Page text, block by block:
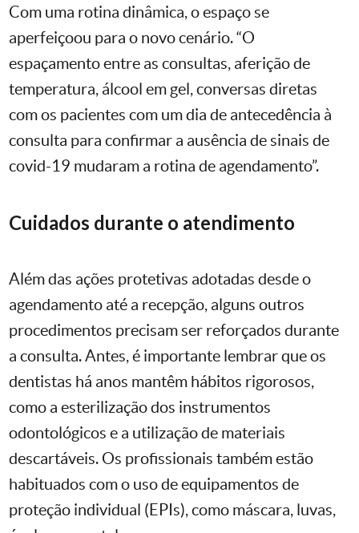
Com uma rotina dinâmica, o espaço se
aperfeiçoou para o novo cenário. “O
espaçamento entre as consultas, aferição de
temperatura, álcool em gel, conversas diretas
com os pacientes com um dia de antecedência à
consulta para confirmar a ausência de sinais de
covid-19 mudaram a rotina de agendamento”.
Cuidados durante o atendimento
Além das ações protetivas adotadas desde o
agendamento até a recepção, alguns outros
procedimentos precisam ser reforçados durante
a consulta. Antes, é importante lembrar que os
dentistas há anos mantêm hábitos rigorosos,
como a esterilização dos instrumentos
odontológicos e a utilização de materiais
descartáveis. Os profissionais também estão
habituados com o uso de equipamentos de
proteção individual (EPIs), como máscara, luvas,